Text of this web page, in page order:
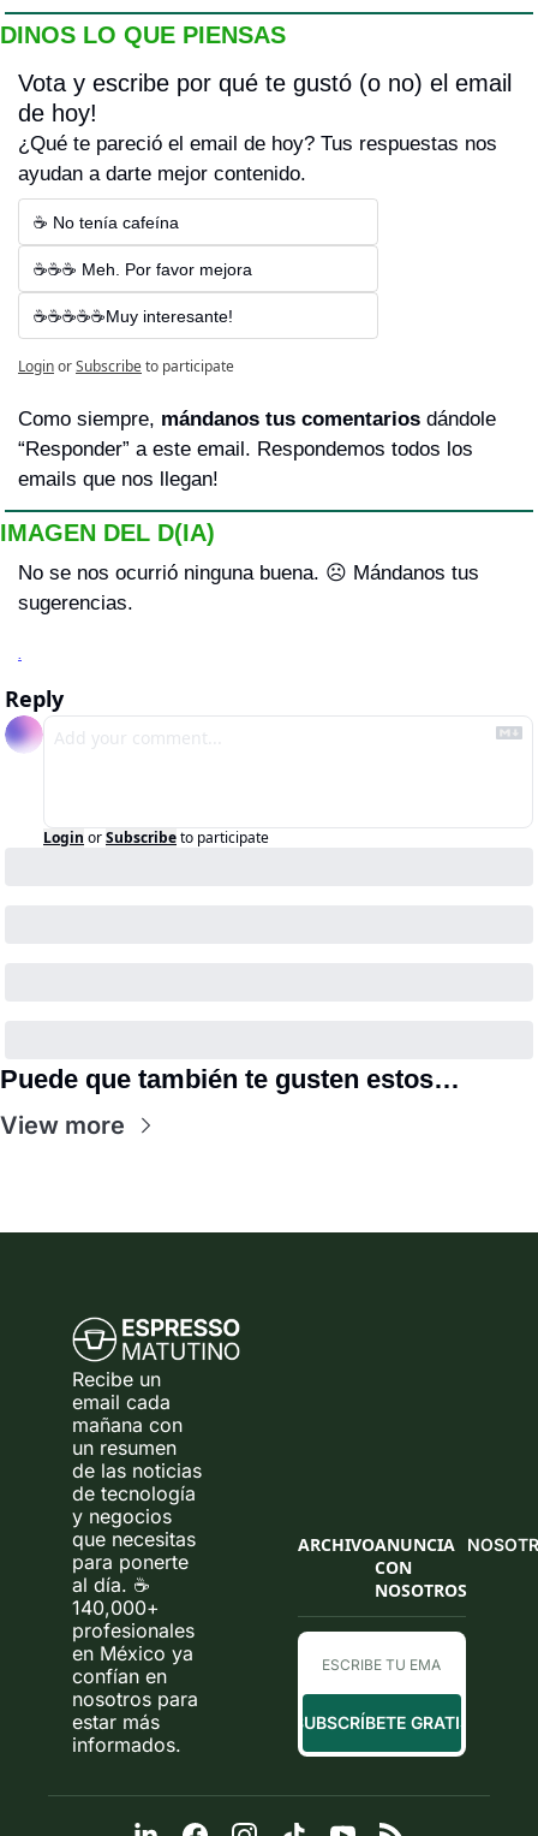
DINOS LO QUE PIENSAS
Vota y escribe por qué te gustó (o no) el email
de hoy!
¿Qué te pareció el email de hoy? Tus respuestas nos
ayudan a darte mejor contenido.
☕ No tenía cafeína
☕☕☕ Meh. Por favor mejora
☕☕☕☕☕Muy interesante!
LoginorSubscribeto participate
Como siempre, mándanos tus comentarios dándole
“Responder” a este email. Respondemos todos los
emails que nos llegan!
IMAGEN DEL D(IA)
No se nos ocurrió ninguna buena. ☹ Mándanos tus
sugerencias.
Reply
Login orSubscribeto participate
Puede que también te gusten estos…
View more
Recibe un
email cada
mañana con
un resumen
de las noticias
de tecnología
y negocios
que necesitas
para ponerte
al día. ☕
140,000+
profesionales
en México ya
confían en
nosotros para
estar más
informados.
ARCHIVOANUNCIA
CON
NOSOTROS
SUBSCRÍBETE GRATIS